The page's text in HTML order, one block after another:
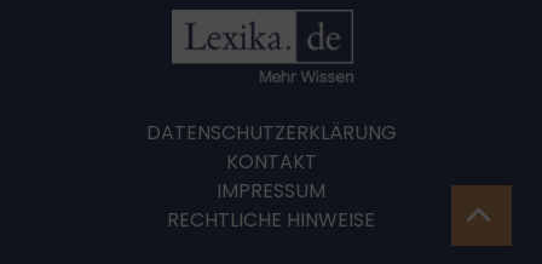
DATENSCHUTZERKLÄRUNG
KONTAKT
IMPRESSUM
RECHTLICHE HINWEISE